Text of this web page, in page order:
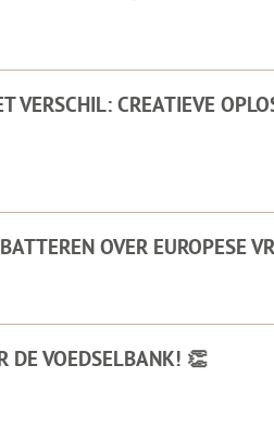
VERSCHIL: CREATIEVE
OVER EUROPESE
DE VOEDSELBANK! 👏